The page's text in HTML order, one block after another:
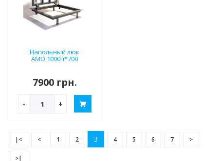
Напольный люк
АМО 1000п*700
7900 грн.
- +
|< < 1 2 3 4 5 6 7 >
>|